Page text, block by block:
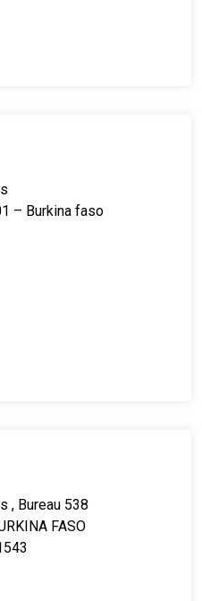
– Burkina faso
, Bureau 538
FASO